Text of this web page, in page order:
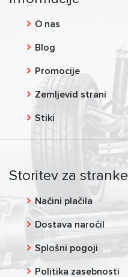
O nas
Blog
Promocije
Zemljevid strani
Stiki
Storitev za stranke
Načini plačila
Dostava naročil
Splošni pogoji
Politika zasebnosti